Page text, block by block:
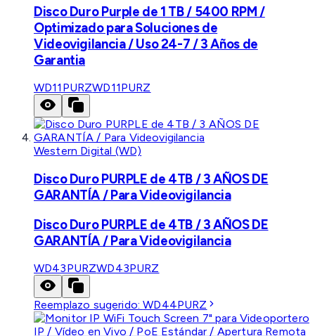
Disco Duro Purple de 1 TB / 5400 RPM /
Optimizado para Soluciones de
Videovigilancia / Uso 24-7 / 3 Años de
Garantia
WD11PURZWD11PURZ
Western Digital (WD)
Disco Duro PURPLE de 4TB / 3 AÑOS DE
GARANTÍA / Para Videovigilancia
Disco Duro PURPLE de 4TB / 3 AÑOS DE
GARANTÍA / Para Videovigilancia
WD43PURZWD43PURZ
Reemplazo sugerido:WD44PURZ